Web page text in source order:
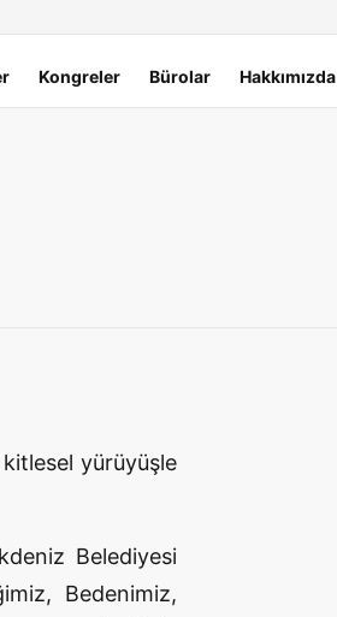
Kongreler Bürolar Hakkımızda
kitlesel yürüyüşle
Belediyesi
Bedenimiz,